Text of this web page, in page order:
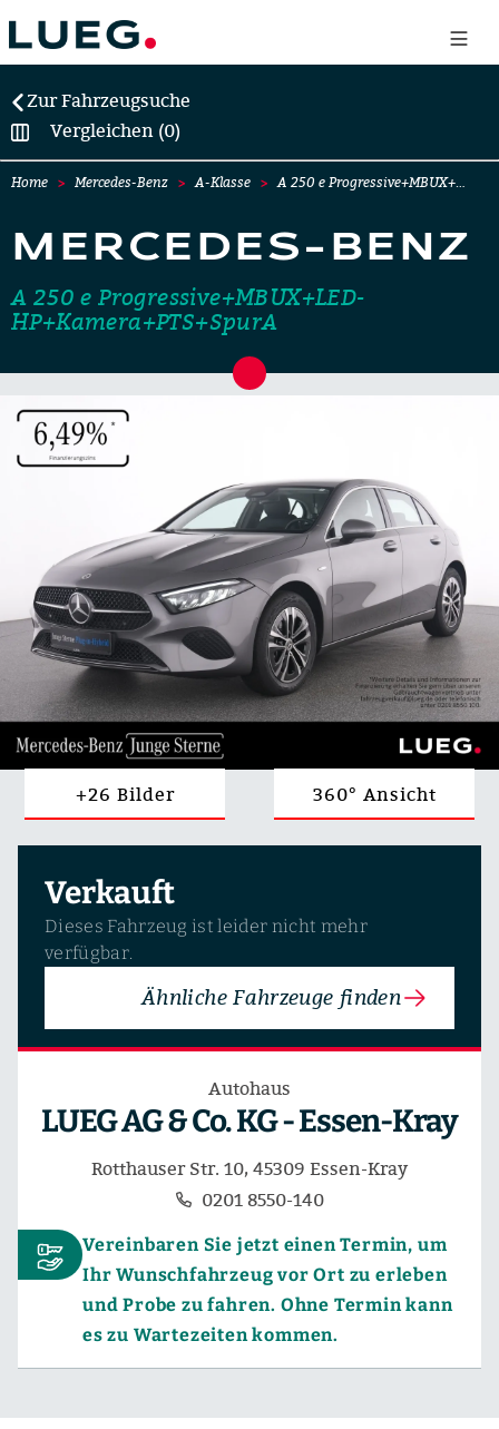
Zur Fahrzeugsuche
Vergleichen (0)
Home Mercedes-Benz A-Klasse A 250 e Progressive+MBUX+…
MERCEDES-BENZ
A 250 e Progressive+MBUX+LED-
HP+Kamera+PTS+SpurA
+26 Bilder 360° Ansicht
Verkauft
Dieses Fahrzeug ist leider nicht mehr
verfügbar.
Ähnliche Fahrzeuge finden
Autohaus
LUEG AG & Co. KG - Essen-Kray
Rotthauser Str. 10, 45309 Essen-Kray
0201 8550-140
Vereinbaren Sie jetzt einen Termin, um
Ihr Wunschfahrzeug vor Ort zu erleben
und Probe zu fahren. Ohne Termin kann
es zu Wartezeiten kommen.